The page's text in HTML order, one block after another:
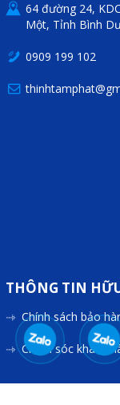
64 đường 24,
Một, Tỉnh Bình
0909 199 102
THÔNG TIN
Chính sách bảo
Chăm sóc khách